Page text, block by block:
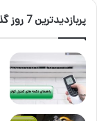
پربازدیدترین 7 روز گذشته